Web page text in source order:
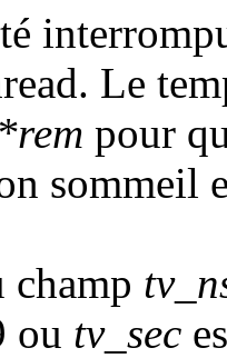
Le
*rem pour
sommeil
champ
ou tv_sec